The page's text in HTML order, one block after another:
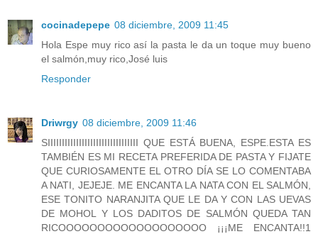
cocinadepepe 08 diciembre, 2009 11:45
Hola Espe muy rico así la pasta le da un toque muy bueno
el salmón,muy rico,José luis
Responder
Driwrgy 08 diciembre, 2009 11:46
SIIIIIIIIIIIIIIIIIIIIIIIIIIIIIIII QUE ESTÁ BUENA, ESPE.ESTA ES
TAMBIÉN ES MI RECETA PREFERIDA DE PASTA Y FIJATE
QUE CURIOSAMENTE EL OTRO DÍA SE LO COMENTABA
A NATI, JEJEJE. ME ENCANTA LA NATA CON EL SALMÓN,
ESE TONITO NARANJITA QUE LE DA Y CON LAS UEVAS
DE MOHOL Y LOS DADITOS DE SALMÓN QUEDA TAN
RICOOOOOOOOOOOOOOOOOOO ¡¡¡ME ENCANTA!!1